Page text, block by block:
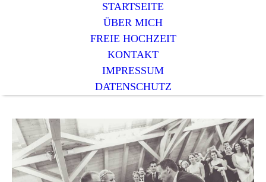
STARTSEITE
ÜBER MICH
FREIE HOCHZEIT
KONTAKT
IMPRESSUM
DATENSCHUTZ